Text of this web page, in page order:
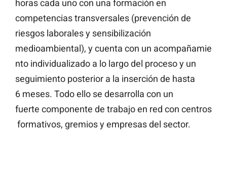
horas cada uno con una formación en
competencias transversales (prevención de
riesgos laborales y sensibilización
medioambiental), y cuenta con un acompañamie
nto individualizado a lo largo del proceso y un
seguimiento posterior a la inserción de hasta
6 meses. Todo ello se desarrolla con un
fuerte componente de trabajo en red con centros
formativos, gremios y empresas del sector.